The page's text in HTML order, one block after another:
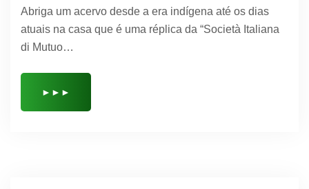
Abriga um acervo desde a era indígena até os dias
atuais na casa que é uma réplica da “Società Italiana
di Mutuo…
►►►